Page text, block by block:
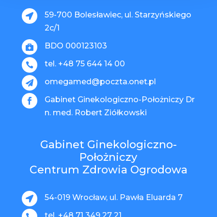

59-700 Bolesławiec, ul. Starzyńskiego
2c/1
 BDO 000123103
 tel. +48 75 644 14 00
 omegamed@poczta.onet.pl

Gabinet Ginekologiczno-Położniczy Dr
n. med. Robert Ziółkowski
Gabinet Ginekologiczno-
Położniczy
Centrum Zdrowia Ogrodowa
 54-019 Wrocław, ul. Pawła Eluarda 7